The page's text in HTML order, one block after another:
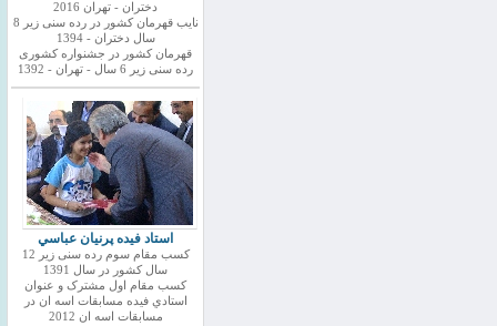
دختران - تهران 2016
نایب قهرمان کشور در رده سنی زیر 8
سال دختران - 1394
قهرمان کشور در جشنواره کشوری
رده سنی زیر 6 سال - تهران - 1392
استاد فيده پرنيان عباسي
کسب مقام سوم رده سنی زیر 12
سال کشور در سال 1391
کسب مقام اول مشترک و عنوان
استادي فيده مسابقات اسه ان در
مسابقات اسه ان 2012